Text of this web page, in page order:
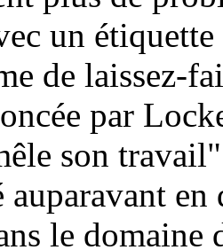
un
de laissez-
par
son
auparavant
le domaine